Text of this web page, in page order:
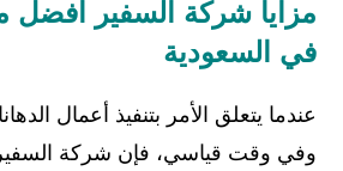
مزايا شركة السفير أفضل
في السعودية
عندما يتعلق الأمر بتنفيذ أعمال
وفي وقت قياسي، فإن شركة